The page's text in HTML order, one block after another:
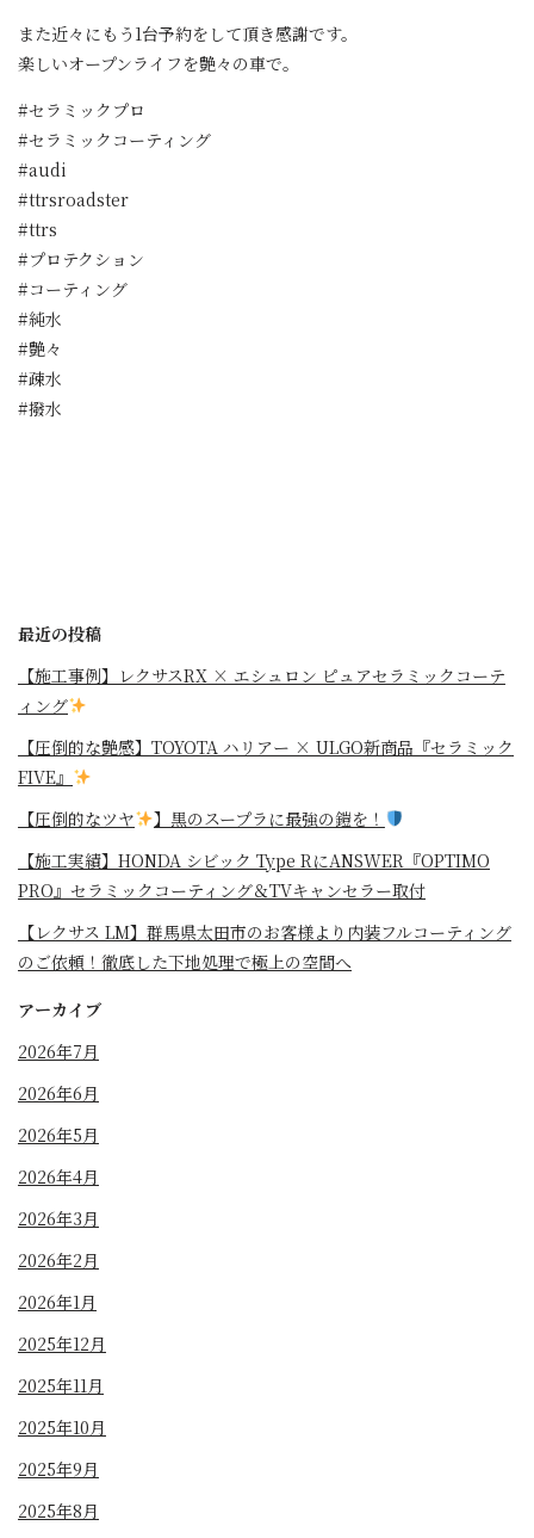
また近々にもう1台予約をして頂き感謝です。
楽しいオープンライフを艶々の車で。
#セラミックプロ
#セラミックコーティング
#audi
#ttrsroadster
#ttrs
#プロテクション
#コーティング
#純水
#艶々
#疎水
#撥水
最近の投稿
【施工事例】レクサスRX × エシュロン ピュアセラミックコーテ
ィング
【圧倒的な艶感】TOYOTA ハリアー × ULGO新商品『セラミック
FIVE』
【圧倒的なツヤ
】黒のスープラに最強の鎧を！
⁡【施工実績】HONDA シビック Type RにANSWER『OPTIMO
PRO』セラミックコーティング＆TVキャンセラー取付
【レクサス LM】群馬県太田市のお客様より内装フルコーティング
のご依頼！徹底した下地処理で極上の空間へ
アーカイブ
2026年7月
2026年6月
2026年5月
2026年4月
2026年3月
2026年2月
2026年1月
2025年12月
2025年11月
2025年10月
2025年9月
2025年8月